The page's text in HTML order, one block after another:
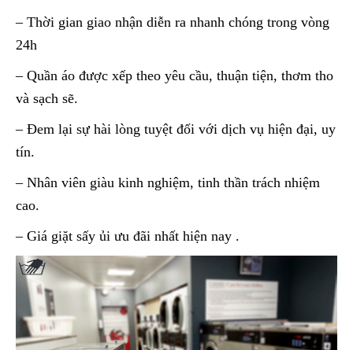
– Thời gian giao nhận diễn ra nhanh chóng trong vòng
24h
– Quần áo được xếp theo yêu cầu, thuận tiện, thơm tho
và sạch sẽ.
– Đem lại sự hài lòng tuyệt đối với dịch vụ hiện đại, uy
tín.
– Nhân viên giàu kinh nghiệm, tinh thần trách nhiệm
cao.
– Giá giặt sấy ủi ưu đãi nhất hiện nay .